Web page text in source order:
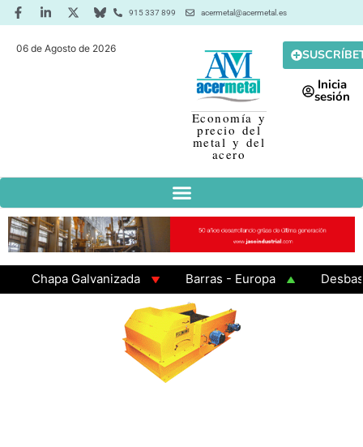
915 337 899 acermetal@acermetal.es
06 de Agosto de 2026
Economía y
precio del
metal y del
acero
Inicia
sesión
Chapa Galvanizada Barras - Europa
Desbaste
GAMA 3 - Cuadrados 200x200x8